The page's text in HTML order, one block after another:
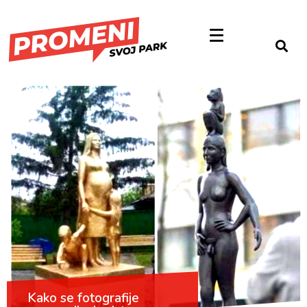
Kako se fotografije